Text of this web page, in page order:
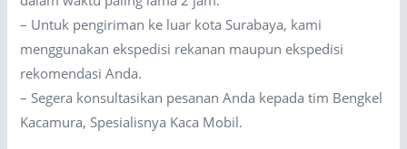
– Untuk pengiriman ke luar kota Surabaya, kami
menggunakan ekspedisi rekanan maupun ekspedisi
rekomendasi Anda.
– Segera konsultasikan pesanan Anda kepada tim Bengkel
Kacamura, Spesialisnya Kaca Mobil.